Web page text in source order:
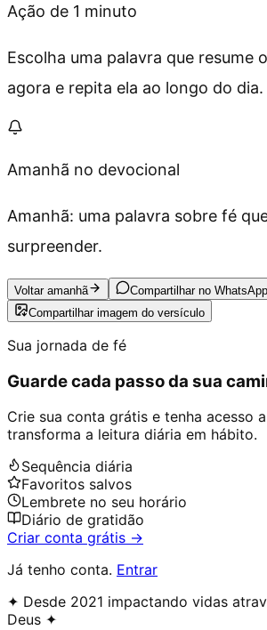
Ação de 1 minuto
Escolha uma palavra que resume
agora e repita ela ao longo do dia.
Amanhã no devocional
Amanhã: uma palavra sobre fé
surpreender.
Voltar amanhã
Compartilhar no WhatsApp
Compartilhar imagem do versículo
Sua jornada de fé
Guarde cada passo da sua
Crie sua conta grátis e tenha acesso
transforma a leitura diária em hábito.
Sequência diária
Favoritos salvos
Lembrete no seu horário
Diário de gratidão
Criar conta grátis →
Já tenho conta. Entrar
✦ Desde 2021 impactando vidas
Deus ✦